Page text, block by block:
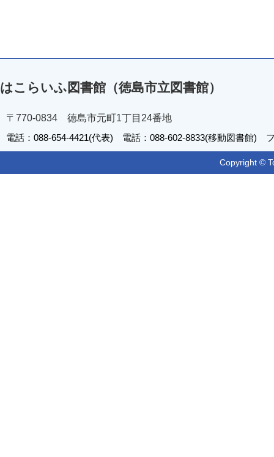
はこらいふ図書館（徳島市立図書館）
〒770-0834 徳島市元町1丁目24番地
電話：088-654-4421(代表) 電話：088-602-8833(移動図書館)
Copyright ©